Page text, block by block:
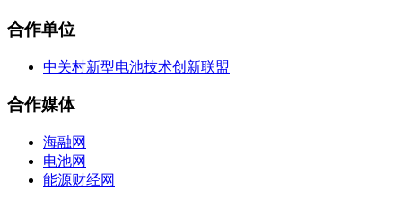
合作单位
中关村新型电池技术创新联盟
合作媒体
海融网
电池网
能源财经网